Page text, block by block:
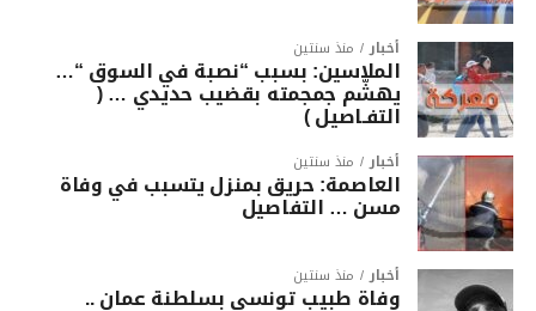
أخبار منذ سنتين
الملاسين: بسبب “نصبة في السوق “…
يهشّم جمجمته بقضيب حديدي … (
التفـاصيل )
أخبار منذ سنتين
العاصمة: حريق بمنزل يتسبب في وفاة
مسن … التفاصيل
أخبار منذ سنتين
وفاة طبيب تونسي بسلطنة عمان ..